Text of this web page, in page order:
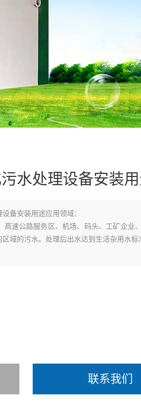
水处理设备安装
备安装用途应用领域：
速公路服务区、机场、码头、工矿企业
域的污水。处理后出水达到生活杂用水标
联系我们